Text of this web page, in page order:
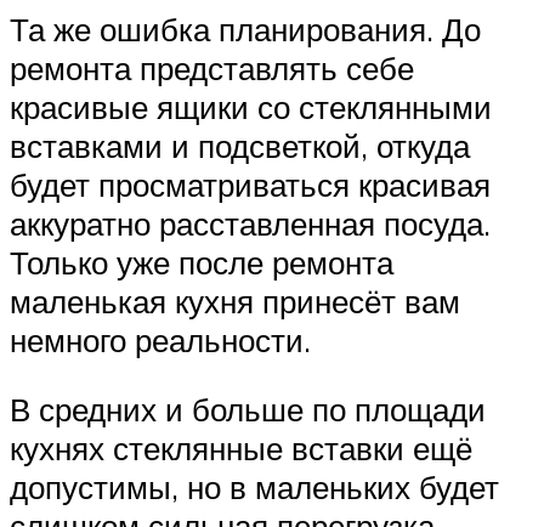
Та же ошибка планирования. До
ремонта представлять себе
красивые ящики со стеклянными
вставками и подсветкой, откуда
будет просматриваться красивая
аккуратно расставленная посуда.
Только уже после ремонта
маленькая кухня принесёт вам
немного реальности.
В средних и больше по площади
кухнях стеклянные вставки ещё
допустимы, но в маленьких будет